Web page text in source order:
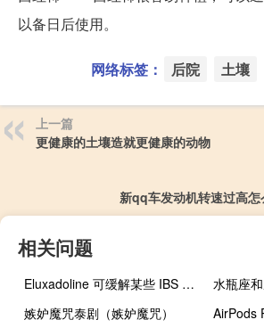
以备日后使用。
网络标签： 后院 土壤
上一篇
更健康的土壤造就更健康的动物
新qq车发动机转速过高怎
相关问题
Eluxadoline 可缓解某些 IBS 患者的疼痛和腹泻
嫉妒魔咒泰剧（嫉妒魔咒）